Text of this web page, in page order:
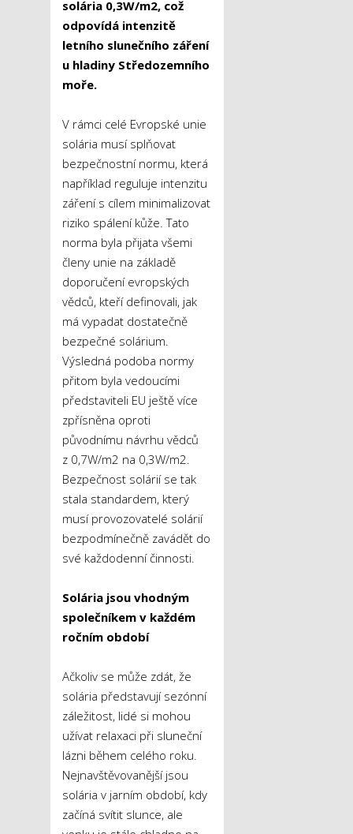
solária 0,3W/m2, což
odpovídá intenzitě
letního slunečního záření
u hladiny Středozemního
moře.
V rámci celé Evropské unie
solária musí splňovat
bezpečnostní normu, která
například reguluje intenzitu
záření s cílem minimalizovat
riziko spálení kůže. Tato
norma byla přijata všemi
členy unie na základě
doporučení evropských
vědců, kteří definovali, jak
má vypadat dostatečně
bezpečné solárium.
Výsledná podoba normy
přitom byla vedoucími
představiteli EU ještě více
zpřísněna oproti
původnímu návrhu vědců
z 0,7W/m2 na 0,3W/m2
Bezpečnost solárií se tak
stala standardem, který
musí provozovatelé solárií
bezpodmínečně zavádět do
své každodenní činnosti.
Solária jsou vhodným
společníkem v každém
ročním období
Ačkoliv se může zdát, že
solária představují sezónní
záležitost, lidé si mohou
užívat relaxaci při sluneční
lázni během celého roku.
Nejnavštěvovanější jsou
solária v jarním období, kdy
začíná svítit slunce, ale